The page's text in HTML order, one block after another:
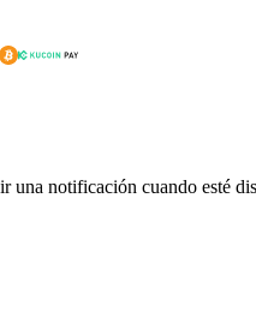
una notificación cuando esté